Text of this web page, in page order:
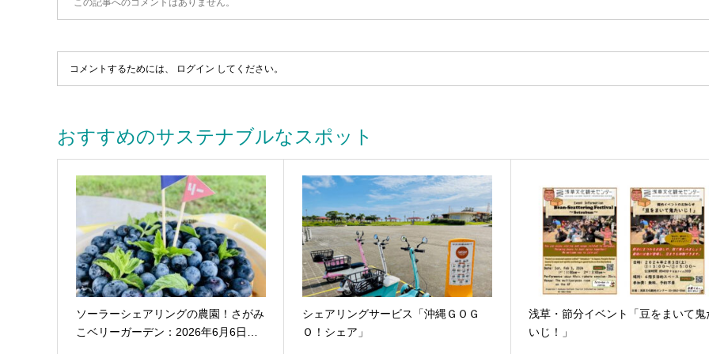
この記事へのコメントはありません。
コメントするためには、 ログイン してください。
おすすめのサステナブルなスポット
ソーラーシェアリングの農園！さがみ
こベリーガーデン：2026年6月6日…
シェアリングサービス「沖縄ＧＯＧ
Ｏ！シェア」
浅草・節分イベント「豆をまいて鬼
いじ！」